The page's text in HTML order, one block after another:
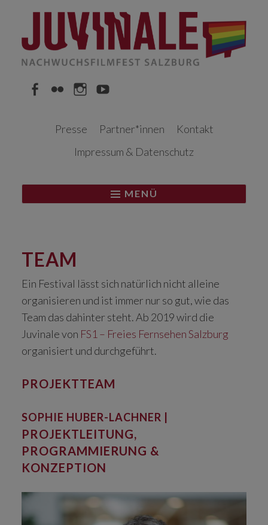
Inhalt
Presse
Partner*innen
Kontakt
Impressum & Datenschutz
MENÜ
TEAM
Ein Festival lässt sich natürlich nicht alleine
organisieren und ist immer nur so gut, wie das
Team das dahinter steht. Ab 2019 wird die
Juvinale von FS1 – Freies Fernsehen Salzburg
organisiert und durchgeführt.
PROJEKTTEAM
SOPHIE HUBER-LACHNER |
PROJEKTLEITUNG,
PROGRAMMIERUNG &
KONZEPTION